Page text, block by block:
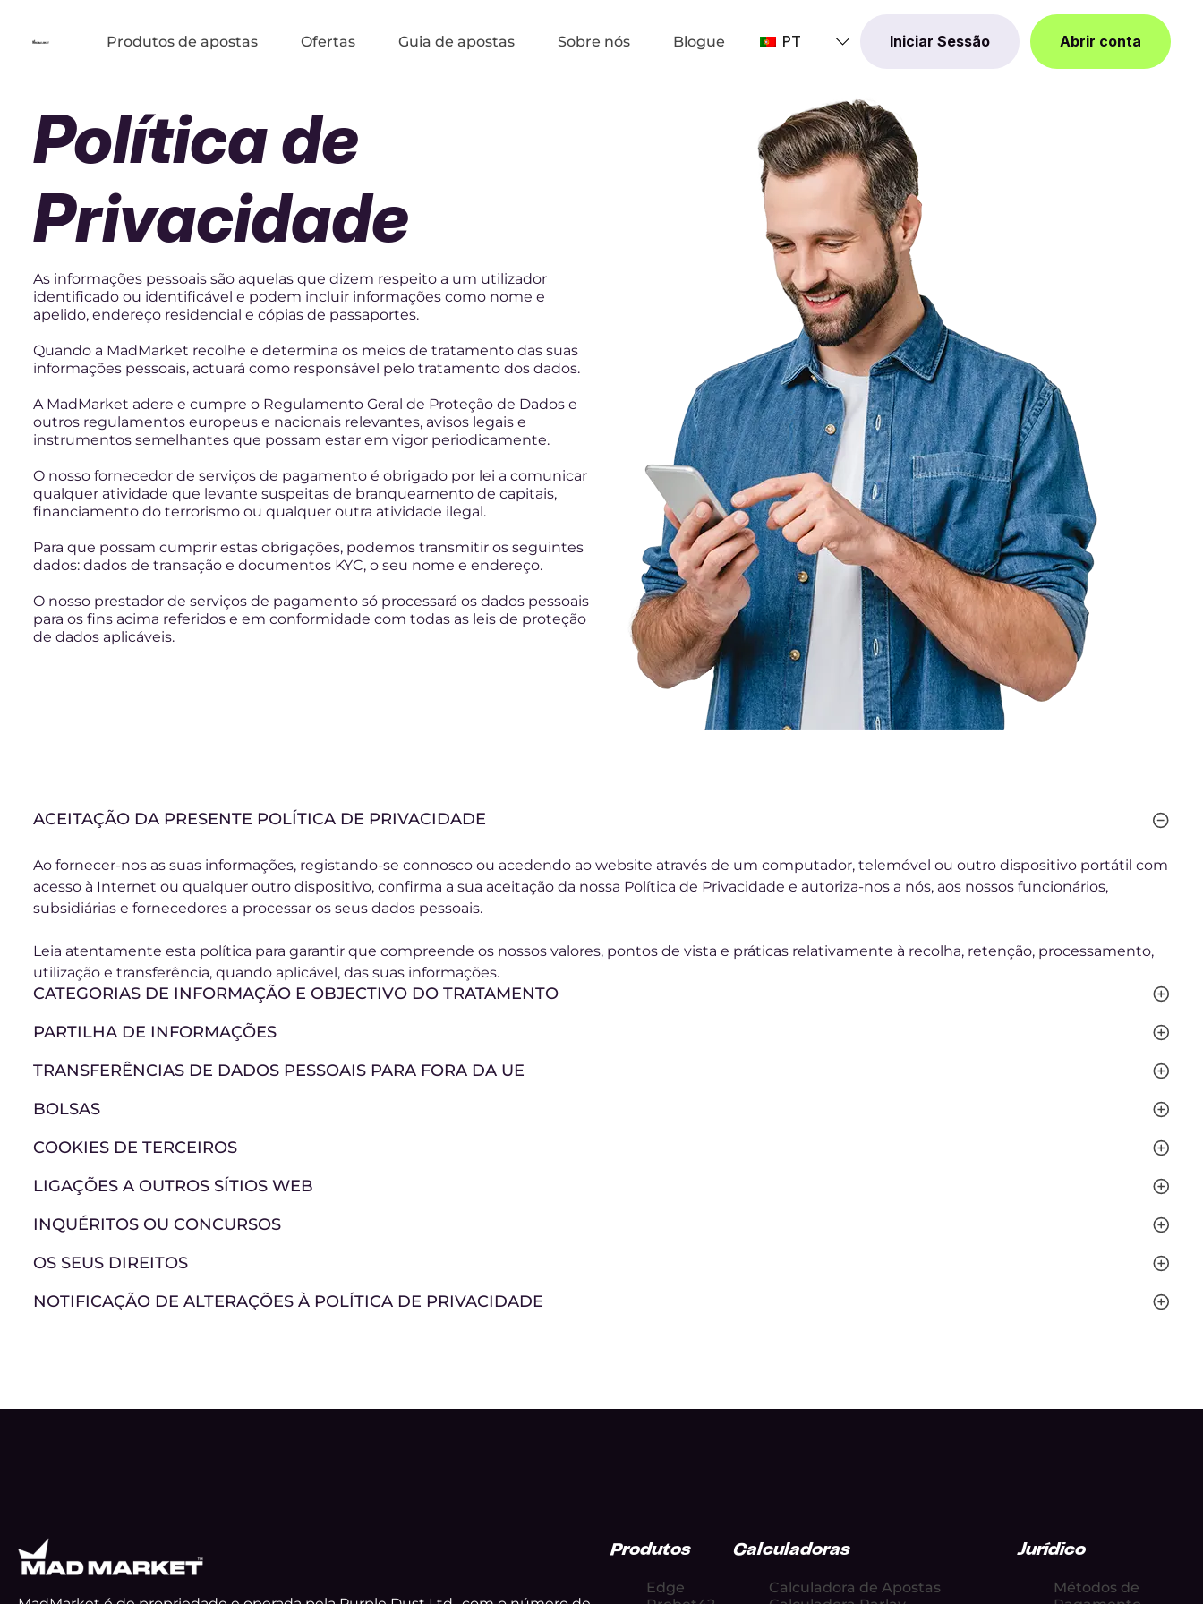
Produtos de apostas Ofertas Guia de apostas Sobre nós Blogue PT Iniciar Sessão Abrir conta
Política de
Privacidade
As informações pessoais são aquelas que dizem respeito a um utilizador
identificado ou identificável e podem incluir informações como nome e
apelido, endereço residencial e cópias de passaportes.
Quando a MadMarket recolhe e determina os meios de tratamento das suas
informações pessoais, actuará como responsável pelo tratamento dos dados.
A MadMarket adere e cumpre o Regulamento Geral de Proteção de Dados e
outros regulamentos europeus e nacionais relevantes, avisos legais e
instrumentos semelhantes que possam estar em vigor periodicamente.
O nosso fornecedor de serviços de pagamento é obrigado por lei a comunicar
qualquer atividade que levante suspeitas de branqueamento de capitais,
financiamento do terrorismo ou qualquer outra atividade ilegal.
Para que possam cumprir estas obrigações, podemos transmitir os seguintes
dados: dados de transação e documentos KYC, o seu nome e endereço.
O nosso prestador de serviços de pagamento só processará os dados pessoais
para os fins acima referidos e em conformidade com todas as leis de proteção
de dados aplicáveis.
ACEITAÇÃO DA PRESENTE POLÍTICA DE PRIVACIDADE
Ao fornecer-nos as suas informações, registando-se connosco ou acedendo ao website através de um computador, telemóvel ou outro dispositivo portátil com
acesso à Internet ou qualquer outro dispositivo, confirma a sua aceitação da nossa Política de Privacidade e autoriza-nos a nós, aos nossos funcionários,
subsidiárias e fornecedores a processar os seus dados pessoais.
Leia atentamente esta política para garantir que compreende os nossos valores, pontos de vista e práticas relativamente à recolha, retenção, processamento,
utilização e transferência, quando aplicável, das suas informações.
CATEGORIAS DE INFORMAÇÃO E OBJECTIVO DO TRATAMENTO
PARTILHA DE INFORMAÇÕES
TRANSFERÊNCIAS DE DADOS PESSOAIS PARA FORA DA UE
BOLSAS
COOKIES DE TERCEIROS
LIGAÇÕES A OUTROS SÍTIOS WEB
INQUÉRITOS OU CONCURSOS
OS SEUS DIREITOS
NOTIFICAÇÃO DE ALTERAÇÕES À POLÍTICA DE PRIVACIDADE
Produtos
Edge
Calculadoras
Calculadora de Apostas
Jurídico
Métodos de